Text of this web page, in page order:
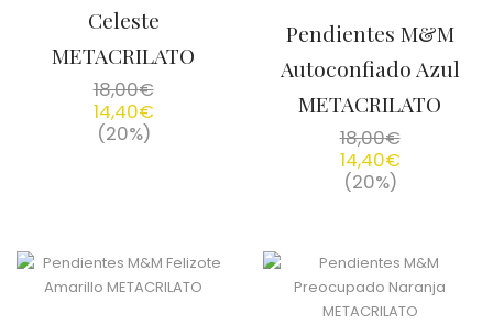
Celeste
METACRILATO
18,00€
14,40€
(20%)
Pendientes M&M
Autoconfiado Azul
METACRILATO
18,00€
14,40€
(20%)